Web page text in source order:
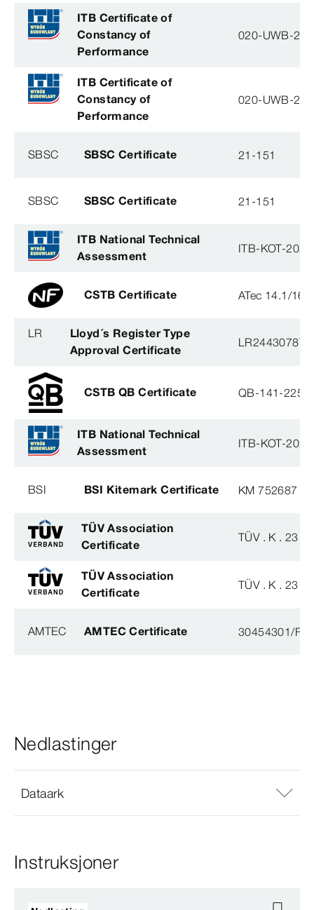
ITB Certificate of
Constancy of
Performance
020-UWB-
ITB Certificate of
Constancy of
Performance
020-UWB-
SBSC SBSC Certificate 21-151
SBSC SBSC Certificate 21-151
ITB National Technical
Assessment
ITB-KOT-
CSTB Certificate ATec 14.1/16-
LR
Lloyd´s Register Type
Approval Certificate
LR2443078TA
CSTB QB Certificate QB-141-
ITB National Technical
Assessment
ITB-KOT-
BSI BSI Kitemark Certificate KM 752687
TÜV Association
Certificate
TÜV . K . 23 -
TÜV Association
Certificate
TÜV . K . 23 -
AMTEC AMTEC Certificate 30454301/
Nedlastinger
Dataark
Instruksjoner